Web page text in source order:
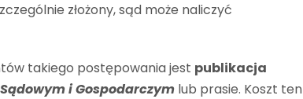
złożony, sąd może naliczyć
takiego postępowania jest publikacja
i Gospodarczym lub prasie. Koszt ten